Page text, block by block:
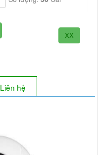
XX
Liên hệ